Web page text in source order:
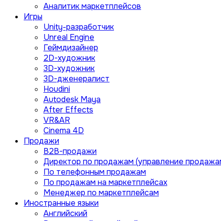
Аналитик маркетплейсов
Игры
Unity-разработчик
Unreal Engine
Геймдизайнер
2D-художник
3D-художник
3D-дженералист
Houdini
Autodesk Maya
After Effects
VR&AR
Cinema 4D
Продажи
B2B-продажи
Директор по продажам (управление
По телефонным продажам
По продажам на маркетплейсах
Менеджер по маркетплейсам
Иностранные языки
Английский